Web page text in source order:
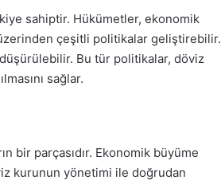
sahiptir. Hükümetler, ekonomik
çeşitli politikalar geliştirebilir.
Bu tür politikalar, döviz
sağlar.
bir parçasıdır. Ekonomik büyüme
kurunun yönetimi ile doğrudan